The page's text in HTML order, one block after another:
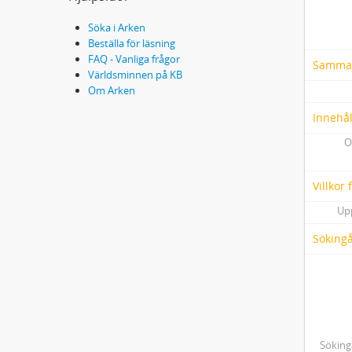
Söka i Arken
Beställa för läsning
FAQ - Vanliga frågor
Världsminnen på KB
Om Arken
Villkor